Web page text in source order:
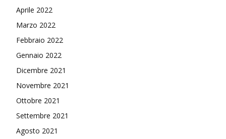
Aprile 2022
Marzo 2022
Febbraio 2022
Gennaio 2022
Dicembre 2021
Novembre 2021
Ottobre 2021
Settembre 2021
Agosto 2021